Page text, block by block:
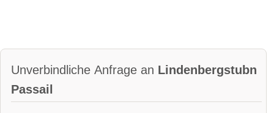
Unverbindliche Anfrage an Lindenbergstubn
Passail